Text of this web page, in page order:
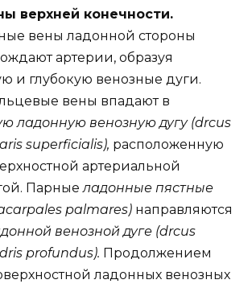
верхней конечности.
вены ладонной стороны
артерии, образуя
и глубокую венозные дуги.
вены впадают в
ладонную венозную дугу (drcus
superficialis), расположенную
артериальной
Парныеладонные пястные
palmares) направляются
венозной дуге (drcus
profundus). Продолжением
ладонных венозных